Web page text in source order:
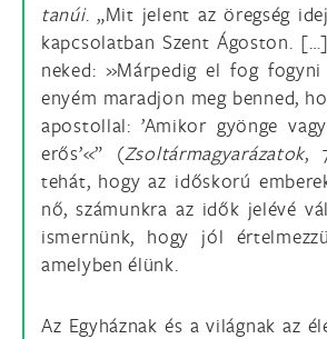
tanúi. „Mit jelent az öregség
kapcsolatban Szent Ágoston.
neked: »Márpedig el fog
enyém maradjon meg benned,
apostollal: ’Amikor gyönge
erős’«” (Zsoltármagyarázatok,
tehát, hogy az időskorú
nő, számunkra az idők jelévé
ismernünk, hogy jól
amelyben élünk.
Az Egyháznak és a világnak az